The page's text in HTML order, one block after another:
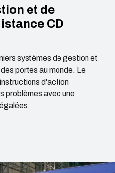
et de
CD
systèmes de gestion et
portes au monde. Le
d'action
problèmes avec une